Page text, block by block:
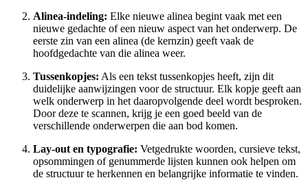
Alinea-indeling: Elke nieuwe alinea begint vaak met een
nieuwe gedachte of een nieuw aspect van het onderwerp. De
eerste zin van een alinea (de kernzin) geeft vaak de
hoofdgedachte van die alinea weer.
Tussenkopjes: Als een tekst tussenkopjes heeft, zijn dit
duidelijke aanwijzingen voor de structuur. Elk kopje geeft aan
welk onderwerp in het daaropvolgende deel wordt besproken.
Door deze te scannen, krijg je een goed beeld van de
verschillende onderwerpen die aan bod komen.
Lay-out en typografie: Vetgedrukte woorden, cursieve tekst,
opsommingen of genummerde lijsten kunnen ook helpen om
de structuur te herkennen en belangrijke informatie te vinden.